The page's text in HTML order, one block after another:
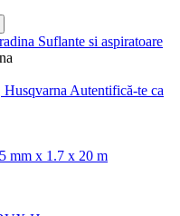
Suflante si aspiratoare
Husqvarna Autentifică-te ca
mm x 1.7 x 20 m